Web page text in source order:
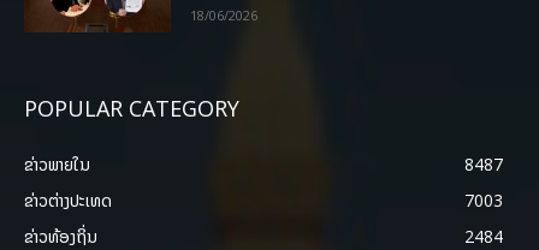
18/06/2026
POPULAR CATEGORY
ຂ່າວພາຍ​ໃນ
8487
ຂ່າວຕ່າງປະເທດ
7003
ຂ່າວທ້ອງຖິ່ນ
2484